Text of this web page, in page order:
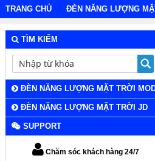
TRANG CHỦ ĐÈN NĂNG LƯỢNG
TÌM KIẾM
ĐÈN NĂNG LƯỢNG MẶT TRỜI
ĐÈN NĂNG LƯỢNG MẶT TRỜI JD
SUPPORT
Chăm sóc khách hàng 24/7